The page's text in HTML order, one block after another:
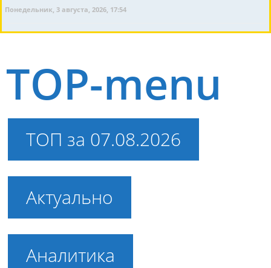
Понедельник, 3 августа, 2026, 17:54
TOP-menu
ТОП за 07.08.2026
Актуально
Аналитика